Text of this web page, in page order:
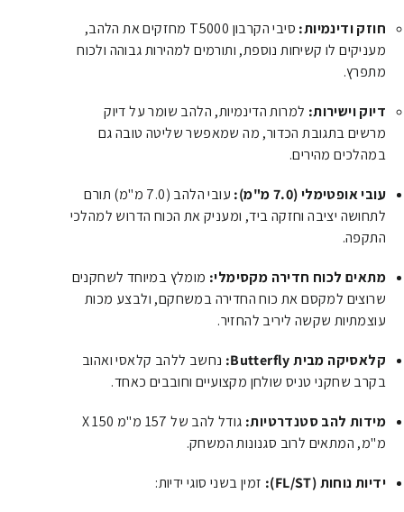
חוזק ודינמיות:
סיבי הקרבון T5000 מחזקים את הלהב,
מעניקים לו קשיחות נוספת, ותורמים למהירות גבוהה ולכוח
מתפרץ.
דיוק וישירות: למרות הדינמיות, הלהב שומר על דיוק
מרשים בתגובת הכדור, מה שמאפשר שליטה טובה גם
במהלכים מהירים.
עובי אופטימלי (7.0 מ"מ):
עובי הלהב (7.0 מ"מ) תורם
לתחושה יציבה וחזקה ביד, ומעניק את הכוח הדרוש למהלכי
התקפה.
מתאים לכוח חדירה מקסימלי: מומלץ במיוחד לשחקנים
שרוצים למקסם את כוח החדירה במשחקם, ולבצע מכות
עוצמתיות שקשה ליריב להחזיר.
קלאסיקה מבית Butterfly:
נחשב ללהב קלאסי ואהוב
בקרב שחקני טניס שולחן מקצועיים וחובבים כאחד.
מידות להב סטנדרטיות:
גודל להב של 157 מ"מ X 150
מ"מ, המתאים לרוב סגנונות המשחק.
ידיות נוחות (FL/ST): זמין בשני סוגי ידיות: